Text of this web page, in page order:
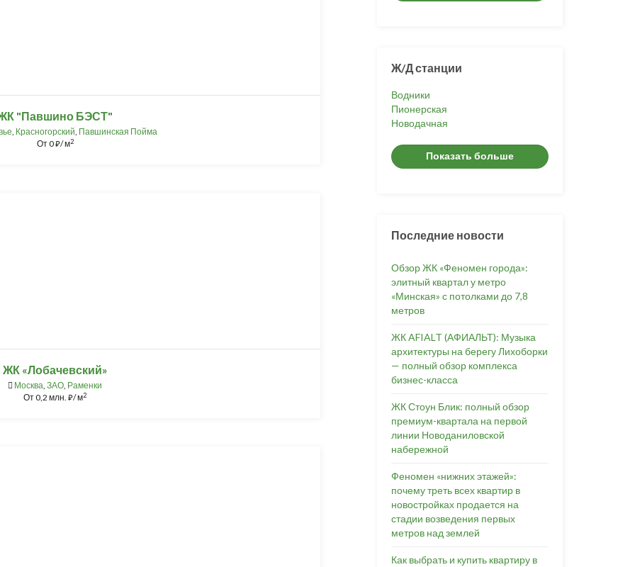
"Павшино БЭСТ"
, Красногорский, Павшинская Пойма
От0⃏/ м2
ЖК «Лобачевский»
Москва,ЗАО, Раменки
От0,2 млн.⃏/ м2
Ж/Д станции
Водники
Пионерская
Новодачная
Показать больше
Последние новости
Обзор ЖК «Феномен города»:
элитный квартал у метро
«Минская» с потолками до 7,8
метров
ЖК AFIALT (АФИАЛЬТ): Музыка
архитектуры на берегу Лихоборки
— полный обзор комплекса
бизнес-класса
ЖК Стоун Блик: полный обзор
премиум-квартала на первой
линии Новоданиловской
набережной
Феномен «нижних этажей»:
почему треть всех квартир в
новостройках продается на
стадии возведения первых
метров над землей
Как выбрать и купить квартиру в